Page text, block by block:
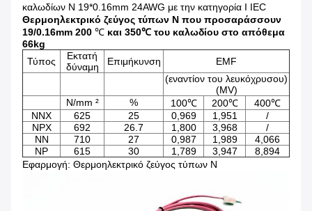
καλωδίων Ν 19*0.16mm 24AWG με την κατηγορία Ι IEC
Θερμοηλεκτρικό ζεύγος τύπων Ν που προσαράσσουν
19/0.16mm 200 ℃ και 350℃ του καλωδίου στο απόθεμα
66kg
Τύπος
Εκτατή
δύναμη
Επιμήκυνση
EMF
(εναντίον του λευκόχρυσου)
(MV)
N/mm ²
% 100℃ 200℃
400℃
NNX
625 25 0,969 1,951
/
NPX
692 26.7 1,800 3,968
/
NN
710 27 0,987 1,989
4,066
NP
615 30 1,789 3,947
8,894
Εφαρμογή: Θερμοηλεκτρικό ζεύγος τύπων Ν